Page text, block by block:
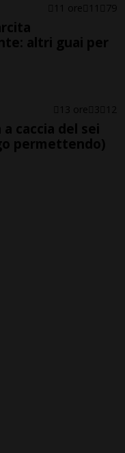
11 ore 11 79
altri guai per
13 ore 3 12
caccia del sei
permettendo)